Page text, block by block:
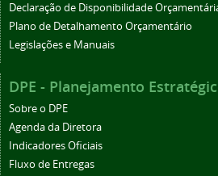
Declaração de Disponibilidade
Plano de Detalhamento Orçamentário
Legislações e Manuais
DPE - Planejamento
Sobre o DPE
Agenda da Diretora
Indicadores Oficiais
Fluxo de Entregas